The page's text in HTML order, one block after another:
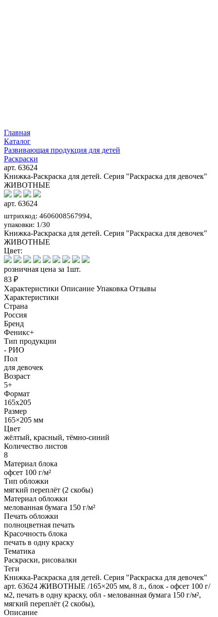
Главная
Каталог
Развивающая продукция для детей
Раскраски
арт. 63624
Книжка-Раскраска для детей. Серия "Раскраска для девочек"
ЖИВОТНЫЕ
арт. 63624
штрихкод: 4606008567994,
упаковки: 1/30
Книжка-Раскраска для детей. Серия "Раскраска для девочек"
ЖИВОТНЫЕ
Цвет:
розничная цена за 1шт.
83 ₽
Характеристики Описание Упаковка Отзывы
Характеристики
Страна
Россия
Бренд
Феникс+
Тип продукции
- РИО
Пол
для девочек
Возраст
5+
Формат
165х205
Размер
165×205 мм
Цвет
жёлтый, красный, тёмно-синий
Количество листов
8
Материал блока
офсет 100 г/м²
Тип обложки
мягкий переплёт (2 скобы)
Материал обложки
мелованная бумага 150 г/м²
Печать обложки
полноцветная печать
Красочность блока
печать в одну краску
Тематика
Раскраски, рисовалки
Теги
Книжка-Раскраска для детей. Серия "Раскраска для девочек"
арт. 63624 ЖИВОТНЫЕ /165×205 мм, 8 л., блок - офсет 100 г/
м2, печать в одну краску, обл - мелованная бумага 150 г/м²,
мягкий переплёт (2 скобы),
Описание